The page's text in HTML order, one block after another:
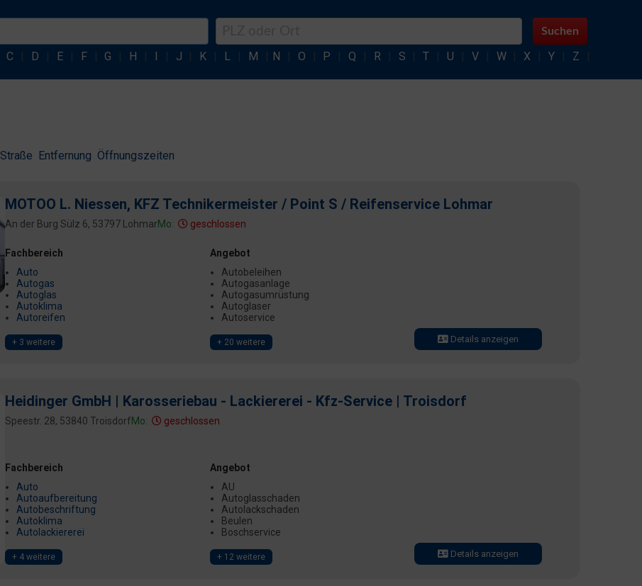
Suchen
C D E F G H I J K L M N O P Q R S T U V W X Y Z
Straße Entfernung Öffnungszeiten
MOTOO L. Niessen, KFZ Technikermeister / Point S / Reifenservice Lohmar
An der Burg Sülz 6, 53797 LohmarMo: geschlossen
Fachbereich
Auto
Autogas
Autoglas
Autoklima
Autoreifen
+ 3 weitere
Angebot
Autobeleihen
Autogasanlage
Autogasumrüstung
Autoglaser
Autoservice
+ 20 weitere Details anzeigen
Heidinger GmbH | Karosseriebau - Lackiererei - Kfz-Service | Troisdorf
Speestr. 28, 53840 TroisdorfMo: geschlossen
Fachbereich
Auto
Autoaufbereitung
Autobeschriftung
Autoklima
Autolackiererei
+ 4 weitere
Angebot
AU
Autoglasschaden
Autolackschaden
Beulen
Boschservice
+ 12 weitere Details anzeigen